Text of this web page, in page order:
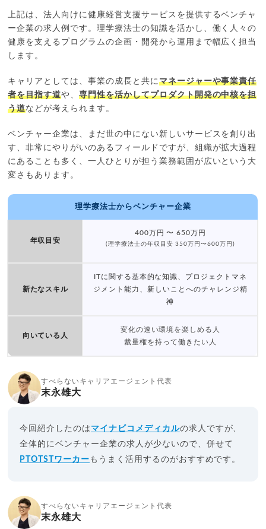
上記は、法人向けに健康経営支援サービスを提供するベンチャ
ー企業の求人例です。理学療法士の知識を活かし、働く人々の
健康を支えるプログラムの企画・開発から運用まで幅広く担当
します。
キャリアとしては、事業の成長と共にマネージャーや事業責任
者を目指す道や、専門性を活かしてプロダクト開発の中核を担
う道などが考えられます。
ベンチャー企業は、まだ世の中にない新しいサービスを創り出
す、非常にやりがいのあるフィールドですが、組織が拡大過程
にあることも多く、一人ひとりが担う業務範囲が広いという大
変さもあります。
理学療法士からベンチャー企業
年収目安
400万円 〜 650万円
(理学療法士の年収目安 350万円〜600万円)
新たなスキル
ITに関する基本的な知識、プロジェクトマネ
ジメント能力、新しいことへのチャレンジ精
神
向いている人
変化の速い環境を楽しめる人
裁量権を持って働きたい人
すべらないキャリアエージェント代表
末永雄大
今回紹介したのは マイナビコメディカルの求人ですが、
全体的にベンチャー企業の求人が少ないので、併せて
PTOTSTワーカー もうまく活用するのがおすすめです。
すべらないキャリアエージェント代表
末永雄大